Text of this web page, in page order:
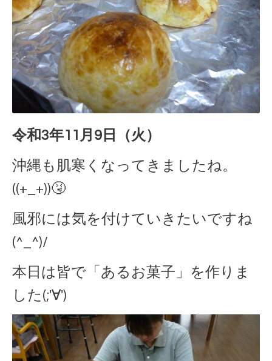
令和3年11月9日（火）
沖縄も肌寒くなってきましたね。
((+_+))🤧
風邪には気を付けていきたいですね
(^_^)/
本日は皆で「あるお菓子」を作りま
した(;'∀')